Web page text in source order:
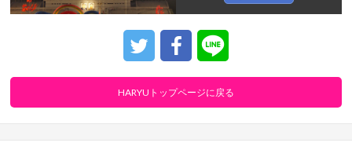
HARYUトップページに戻る